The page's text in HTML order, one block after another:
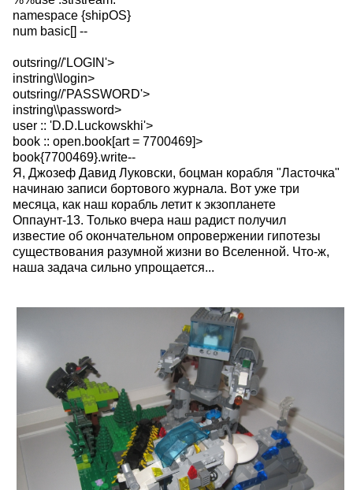
namespace {shipOS}
num basic[] --
outsring//'LOGIN'>
instring\\login>
outsring//'PASSWORD'>
instring\\password>
user :: 'D.D.Luckowskhi'>
book :: open.book[art = 7700469]>
book{7700469}.write--
Я, Джозеф Давид Луковски, боцман корабля "Ласточка"
начинаю записи бортового журнала. Вот уже три
месяца, как наш корабль летит к экзопланете
Оппаунт-13. Только вчера наш радист получил
известие об окончательном опровержении гипотезы
существования разумной жизни во Вселенной. Что-ж,
наша задача сильно упрощается...